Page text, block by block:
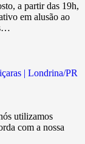
a partir das 19h,
em alusão ao
| Londrina/PR
utilizamos
com a nossa